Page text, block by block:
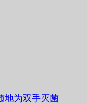
地为双手灭菌